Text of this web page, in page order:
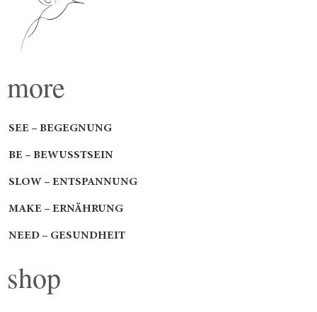
more
SEE – BEGEGNUNG
BE – BEWUSSTSEIN
SLOW – ENTSPANNUNG
MAKE – ERNÄHRUNG
NEED – GESUNDHEIT
shop